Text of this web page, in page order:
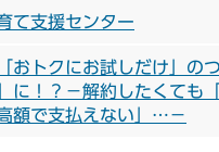
て支援センター
おトクにお試しだけ」の
に！？－解約したくても
額で支払えない」…－